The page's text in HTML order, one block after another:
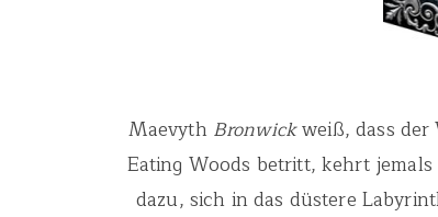
Maevyth Bronwickweiß, dass der
Eating Woods betritt, kehrt
dazu, sich in das düstere